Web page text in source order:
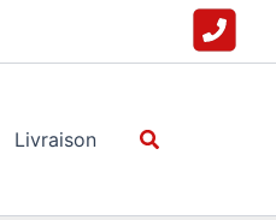
Livraison Rechercher